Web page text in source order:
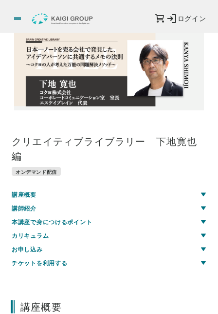
ログイン
講座概要
クリエイティブライブラリー 下地寛也
編
オンデマンド配信
講座概要
講師紹介
本講座で身につけるポイント
カリキュラム
お申し込み
チケットを利用する